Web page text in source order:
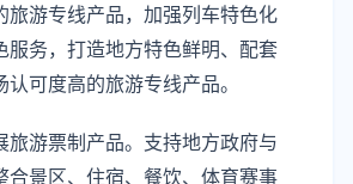
旅游专线产品，加强列车特色化
服务，打造地方特色鲜明、配套
可度高的旅游专线产品。
旅游票制产品。支持地方政府与
合景区、住宿、餐饮、体育赛事